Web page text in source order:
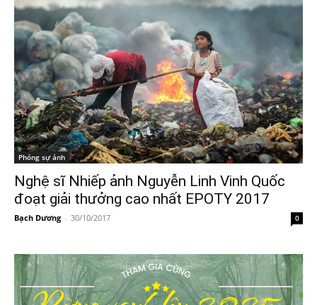
Phóng sự ảnh
Nghệ sĩ Nhiếp ảnh Nguyễn Linh Vinh Quốc
đoạt giải thưởng cao nhất EPOTY 2017
Bạch Dương - 30/10/2017 0